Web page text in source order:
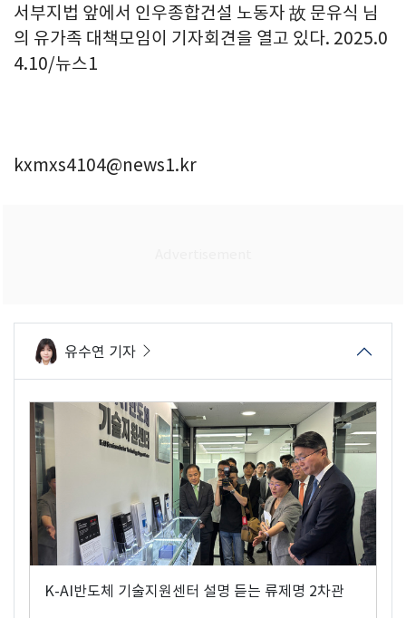
서부지법 앞에서 인우종합건설 노동자 故 문유식 님
의 유가족 대책모임이 기자회견을 열고 있다. 2025.0
4.10/뉴스1
kxmxs4104@news1.kr
유수연 기자
K-AI반도체 기술지원센터 설명 듣는 류제명 2차관